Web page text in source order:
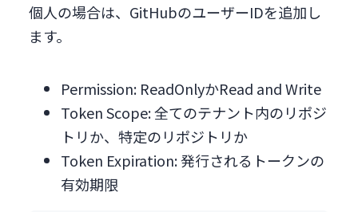
個人の場合は、GitHubのユーザーIDを追加し
ます。
Permission: ReadOnlyかRead and Write
Token Scope: 全てのテナント内のリポジ
トリか、特定のリポジトリか
Token Expiration: 発行されるトークンの
有効期限